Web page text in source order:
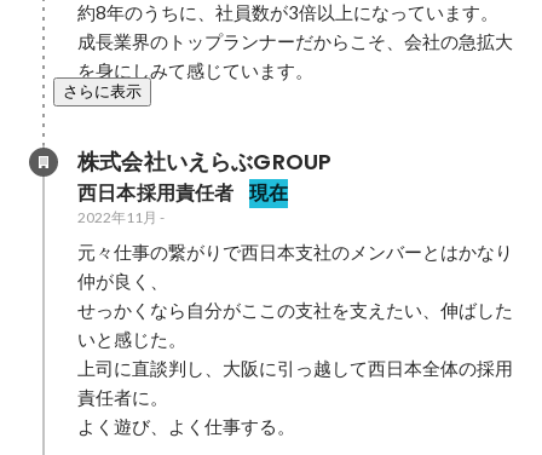
約8年のうちに、社員数が3倍以上になっています。
成長業界のトップランナーだからこそ、会社の急拡大
を身にしみて感じています。
さらに表示
株式会社いえらぶGROUP
西日本採用責任者 現在
2022年11月 -
元々仕事の繋がりで西日本支社のメンバーとはかなり
仲が良く、
せっかくなら自分がここの支社を支えたい、伸ばした
いと感じた。
上司に直談判し、大阪に引っ越して西日本全体の採用
責任者に。
よく遊び、よく仕事する。